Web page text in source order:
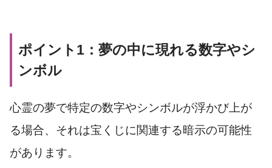
ポイント1：夢の中に現れる数字やシ
ンボル
心霊の夢で特定の数字やシンボルが浮かび上が
る場合、それは宝くじに関連する暗示の可能性
があります。